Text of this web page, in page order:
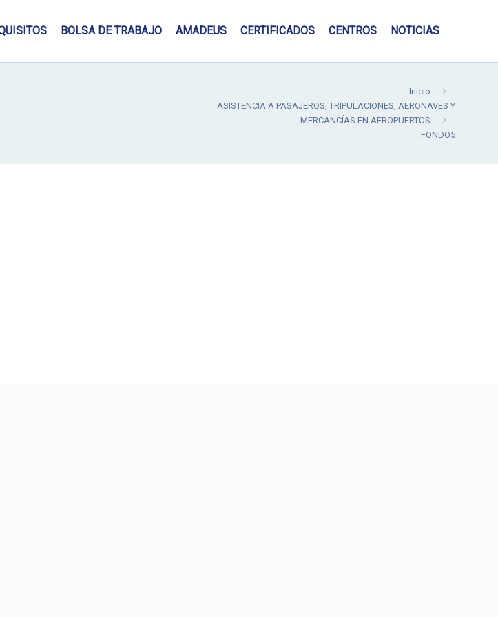
BOLSA DE TRABAJO AMADEUS CERTIFICADOS CENTROS NOTICIAS
Inicio
ASISTENCIA A PASAJEROS, TRIPULACIONES, AERONAVES Y
MERCANCÍAS EN AEROPUERTOS
FONDO5